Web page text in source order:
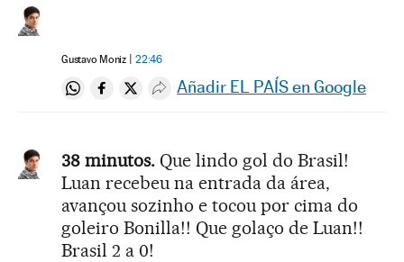
Gustavo Moniz 22:46
Compartir en Whatsapp
Compartir en Facebook
Compartir en Twitter
Desplegar Redes Sociales
Añadir EL PAÍS en Google
38 minutos. Que lindo gol do Brasil!
Luan recebeu na entrada da área,
avançou sozinho e tocou por cima do
goleiro Bonilla!! Que golaço de Luan!!
Brasil 2 a 0!